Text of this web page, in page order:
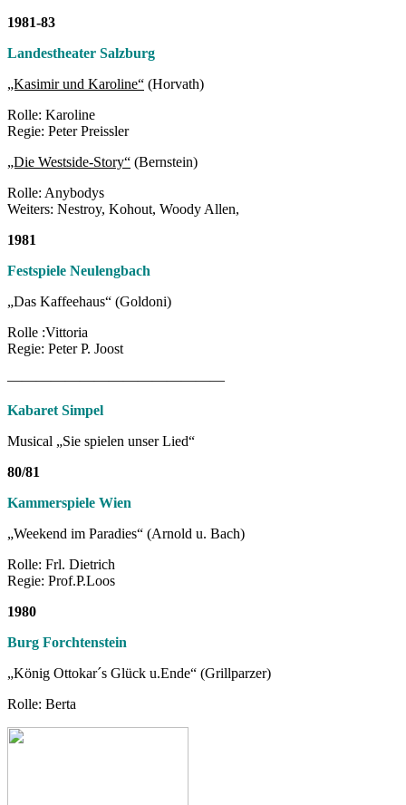
1981-83
Landestheater Salzburg
„Kasimir und Karoline“ (Horvath)
Rolle: Karoline
Regie: Peter Preissler
„Die Westside-Story“ (Bernstein)
Rolle: Anybodys
Weiters: Nestroy, Kohout, Woody Allen,
1981
Festspiele Neulengbach
„Das Kaffeehaus“ (Goldoni)
Rolle :Vittoria
Regie: Peter P. Joost
———————————————
Kabaret Simpel
Musical „Sie spielen unser Lied“
80/81
Kammerspiele Wien
„Weekend im Paradies“ (Arnold u. Bach)
Rolle: Frl. Dietrich
Regie: Prof.P.Loos
1980
Burg Forchtenstein
„König Ottokar´s Glück u.Ende“ (Grillparzer)
Rolle: Berta